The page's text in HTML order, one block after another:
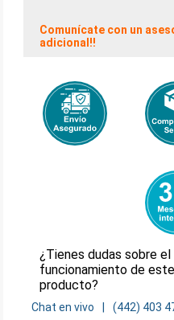
Comunícate con un
adicional!!
¿Tienes dudas sobre el
funcionamiento de este
producto?
Chat en vivo (442) 403